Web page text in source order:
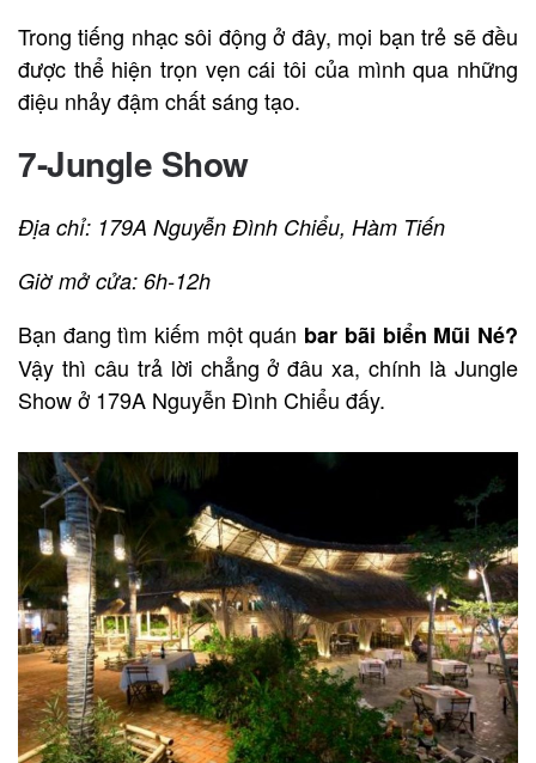
Trong tiếng nhạc sôi động ở đây, mọi bạn trẻ sẽ đều
được thể hiện trọn vẹn cái tôi của mình qua những
điệu nhảy đậm chất sáng tạo.
7-Jungle Show
Địa chỉ: 179A Nguyễn Đình Chiểu, Hàm Tiến
Giờ mở cửa: 6h-12h
Bạn đang tìm kiếm một quán bar bãi biển Mũi Né?
Vậy thì câu trả lời chẳng ở đâu xa, chính là Jungle
Show ở 179A Nguyễn Đình Chiểu đấy.